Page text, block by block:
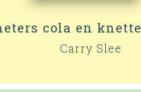
cola en
Carry Slee